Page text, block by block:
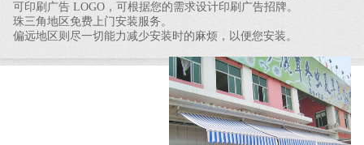
可印刷广告 LOGO，可根据您的需求设计印刷广告招牌。
珠三角地区免费上门安装服务。
偏远地区则尽一切能力减少安装时的麻烦，以便您安装。